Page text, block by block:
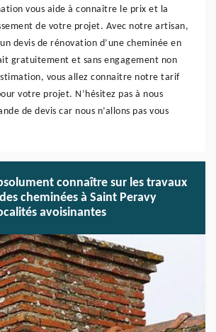
vous aide à connaitre le prix et la
de votre projet. Avec notre artisan,
devis de rénovation d’une cheminée en
gratuitement et sans engagement non
vous allez connaitre notre tarif
votre projet. N’hésitez pas à nous
de devis car nous n’allons pas vous
connaître sur les travaux
cheminées à Saint Peravy
avoisinantes